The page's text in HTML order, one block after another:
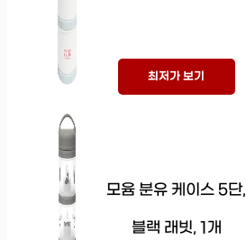
최저가 보기
모윰 분유 케이스 5단,
블랙 래빗, 1개